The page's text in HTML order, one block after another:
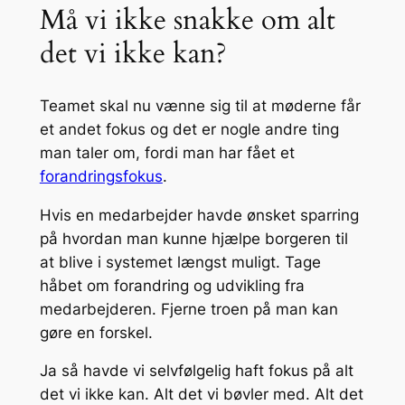
Må vi ikke snakke om alt
det vi ikke kan?
Teamet skal nu vænne sig til at møderne får
et andet fokus og det er nogle andre ting
man taler om, fordi man har fået et
forandringsfokus.
Hvis en medarbejder havde ønsket sparring
på hvordan man kunne hjælpe borgeren til
at blive i systemet længst muligt. Tage
håbet om forandring og udvikling fra
medarbejderen. Fjerne troen på man kan
gøre en forskel.
Ja så havde vi selvfølgelig haft fokus på alt
det vi ikke kan. Alt det vi bøvler med. Alt det